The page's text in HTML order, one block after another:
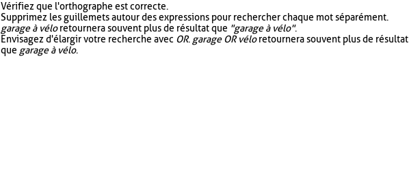
Vérifiez que l'orthographe est correcte.
Supprimez les guillemets autour des expressions pour rechercher chaque mot séparément.
garage à véloretournera souvent plus de résultat que "garage à vélo".
Envisagez d'élargir votre recherche avec OR. garage OR véloretournera souvent plus de résultat
que garage à vélo.